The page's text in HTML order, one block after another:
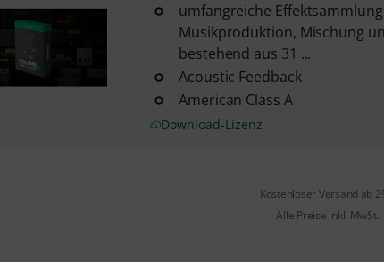
umfangreiche
Musikproduktion, Mischung
bestehend aus 31 ...
Acoustic Feedback
American Class A
Download-Lizenz
Kostenloser Versand ab
Alle Preise inkl. MwSt.